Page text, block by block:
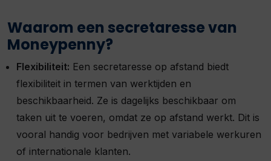
Waarom een secretaresse van
Moneypenny?
Flexibiliteit: Een secretaresse op afstand biedt
flexibiliteit in termen van werktijden en
beschikbaarheid. Ze is dagelijks beschikbaar om
taken uit te voeren, omdat ze op afstand werkt. Dit is
vooral handig voor bedrijven met variabele werkuren
of internationale klanten.